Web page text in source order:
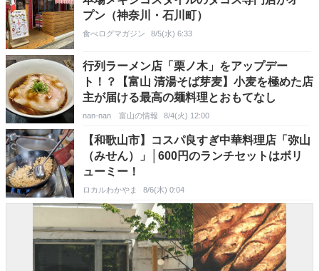
プン（神奈川・石川町）
食べログマガジン 8/5(水) 6:33
行列ラーメン店「栗ノ木」をアップデー
ト！？【富山 清湯そば芽麦】小麦を極めた店
主が届ける最高の麺料理とおもてなし
nan-nan 富山の情報 8/4(火) 12:00
【和歌山市】コスパ良すぎ中華料理店「弥山
（みせん）」│600円のランチセットはボリ
ューミー！
ロカルわかやま 8/6(木) 0:04